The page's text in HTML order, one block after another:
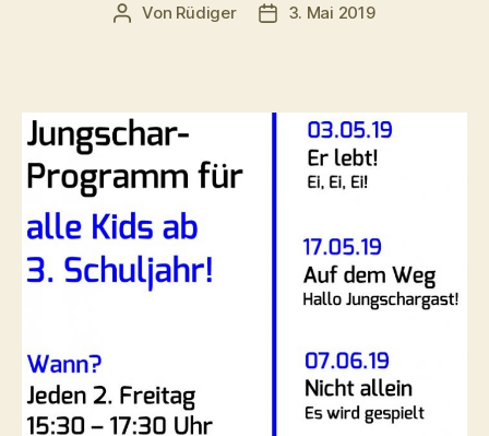
Beitragsautor
Von Rüdiger Veröffentlichungsdatum
3. Mai 2019